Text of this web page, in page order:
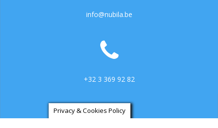
info@nubila.be
+32 3 369 92 82
Privacy & Cookies Policy